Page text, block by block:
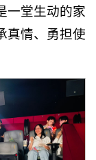
一堂生动的家
真情、勇担使